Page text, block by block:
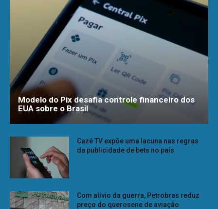
Modelo do Pix desafia controle financeiro dos
EUA sobre o Brasil
Cazé TV expõe uma lacuna nas regras
da publicidade de bets no país
Com alívio da guerra, Petrobras reduz
preço do querosene de aviação